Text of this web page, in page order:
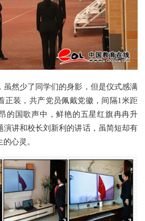
然少了同学们的身影，但是仪式感满
正装，共产党员佩戴党徽，间隔1米距
的国歌声中，鲜艳的五星红旗冉冉升
演讲和校长刘新利的讲话，虽简短却有
心灵。